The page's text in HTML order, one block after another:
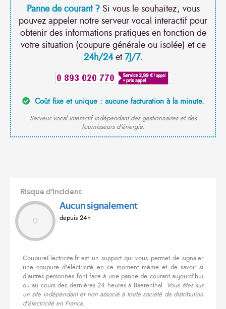
Panne de courant ?Si vous le souhaitez, vous
pouvez appeler notre serveur vocal interactif pour
obtenir des informations pratiques en fonction de
votre situation (coupure générale ou isolée) et ce
24h/24et7J/7.
Coût fixe et unique : aucune facturation à la minute.
Serveur vocal interactif indépendant des gestionnaires et des
fournisseurs d'énergie.
Risque d'incident
0
Aucun signalement
depuis 24h
CoupureElectricite.fr est un support qui vous permet de signaler
une coupure d'éléctricité en ce moment même et de savoir si
d'autres personnes font face à une panne de courant aujourd'hui
ou au cours des dernières 24 heures à Baerenthal. Vous êtes sur
un site indépendant et non associé à toute société de distribution
d'électricité en France.